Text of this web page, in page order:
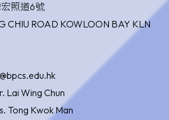
照道6號
CHIU ROAD KOWLOON BAY KLN
Lai Wing Chun
Tong Kwok Man